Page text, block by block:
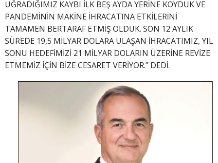
UĞRADIĞIMIZ KAYBI İLK BEŞ AYDA YERİNE KOYDUK VE
PANDEMİNİN MAKİNE İHRACATINA ETKİLERİNİ
TAMAMEN BERTARAF ETMİŞ OLDUK. SON 12 AYLIK
SÜREDE 19,5 MİLYAR DOLARA ULAŞAN İHRACATIMIZ, YIL
SONU HEDEFİMİZİ 21 MİLYAR DOLARIN ÜZERİNE REVİZE
ETMEMİZ İÇİN BİZE CESARET VERİYOR.” DEDİ.